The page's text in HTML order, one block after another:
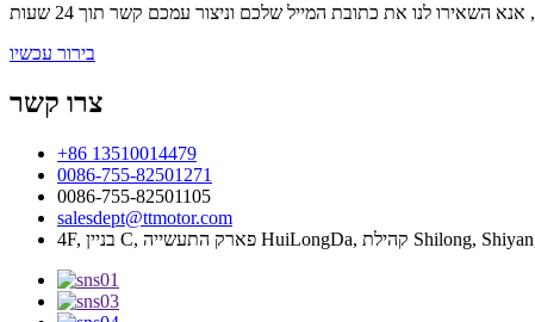
בירור עכשיו
צרו קשר
+86 13510014479
0086-755-82501271
0086-755-82501105
salesdept@ttmotor.com